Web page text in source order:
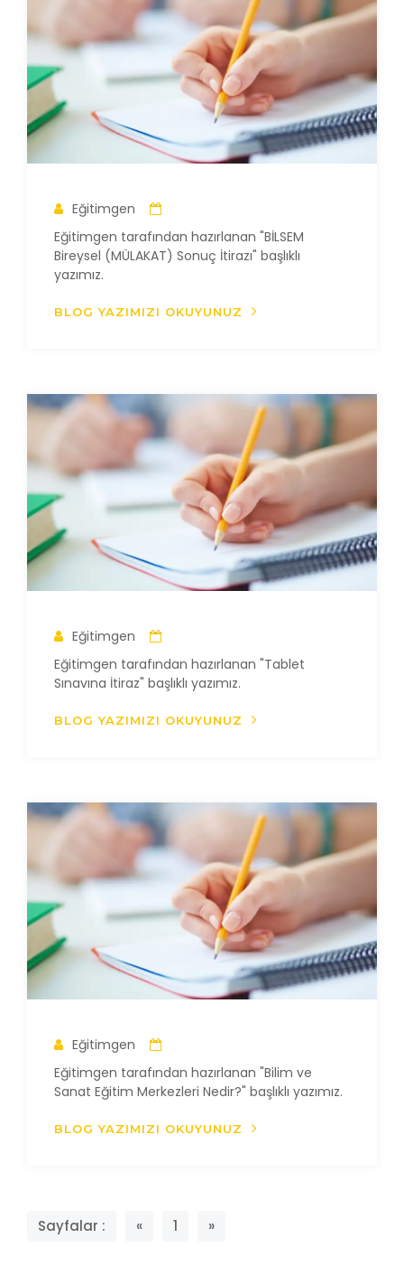
Eğitimgen
Eğitimgen tarafından hazırlanan "BİLSEM
Bireysel (MÜLAKAT) Sonuç İtirazı" başlıklı
yazımız.
BLOG YAZIMIZI OKUYUNUZ
Eğitimgen
Eğitimgen tarafından hazırlanan "Tablet
Sınavına İtiraz" başlıklı yazımız.
BLOG YAZIMIZI OKUYUNUZ
Eğitimgen
Eğitimgen tarafından hazırlanan "Bilim ve
Sanat Eğitim Merkezleri Nedir?" başlıklı yazımız.
BLOG YAZIMIZI OKUYUNUZ
Sayfalar : « 1 »